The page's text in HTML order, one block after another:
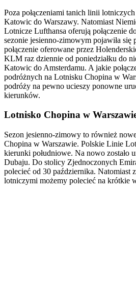
Poza połączeniami tanich linii
Katowic do Warszawy. Natomiast
Lotnicze Lufthansa oferują połączenie
sezonie jesienno-zimowym pojawiła się
połączenie oferowane przez
KLM raz dziennie od poniedziałku do
Katowic do Amsterdamu. A jakie
podróżnych na Lotnisku Chopina w
podróży na pewno ucieszy ponowne
kierunków.
Lotnisko Chopina w
Sezon jesienno-zimowy to również
Chopina w Warszawie. Polskie Linie
kierunki południowe. Na nowo zostało
Dubaju. Do stolicy Zjednoczonych
polecieć od 30 października. Natomiast
lotniczymi możemy polecieć na krótkie